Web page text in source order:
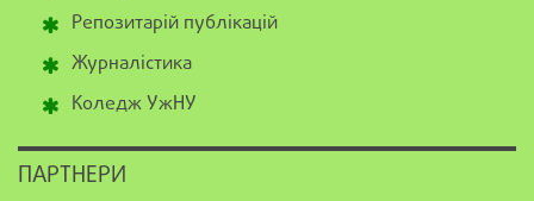
Репозитарій публікацій
Журналістика
Коледж УжНУ
ПАРТНЕРИ